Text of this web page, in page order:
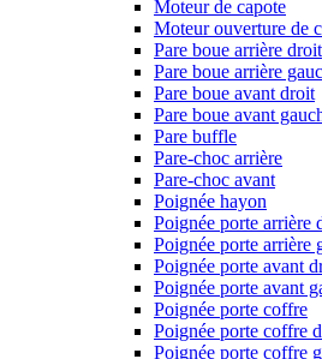
Moteur de capote
Moteur ouverture de
Pare boue arrière droit
Pare boue arrière
Pare boue avant droit
Pare boue avant
Pare buffle
Pare-choc arrière
Pare-choc avant
Poignée hayon
Poignée porte arrière
Poignée porte arrière
Poignée porte avant
Poignée porte avant
Poignée porte coffre
Poignée porte coffre
Poignée porte coffre